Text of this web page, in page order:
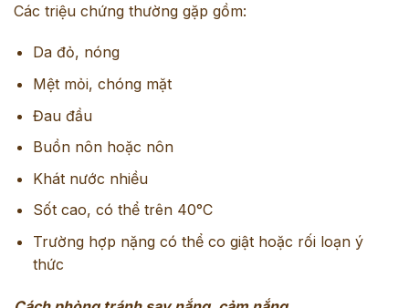
Các triệu chứng thường gặp gồm:
Da đỏ, nóng
Mệt mỏi, chóng mặt
Đau đầu
Buồn nôn hoặc nôn
Khát nước nhiều
Sốt cao, có thể trên 40°C
Trường hợp nặng có thể co giật hoặc rối loạn ý
thức